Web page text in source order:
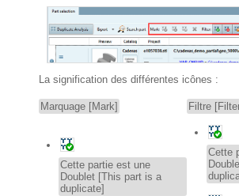
La signification des différentes icônes :
Marquage [Mark] Filtre
Cette partie est une
Doublet [This part is a
duplicate]
Cette